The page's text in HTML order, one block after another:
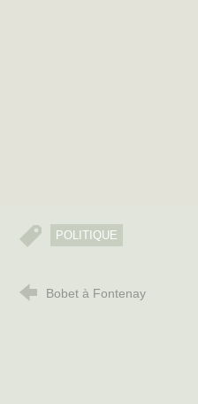
POLITIQUE
Bobet à Fontenay